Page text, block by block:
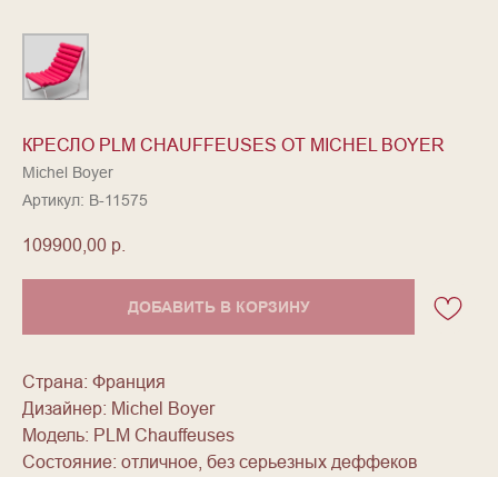
КРЕСЛО PLM CHAUFFEUSES ОТ MICHEL BOYER
Michel Boyer
Артикул: B-11575
109900,00 р.
ДОБАВИТЬ В КОРЗИНУ
Страна: Франция
Дизайнер: Michel Boyer
Модель: PLM Chauffeuses
Состояние: отличное, без серьезных деффеков